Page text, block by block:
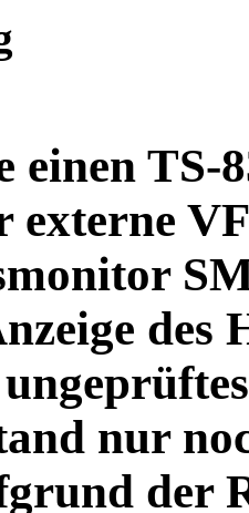
einen
externe
des
nur
der